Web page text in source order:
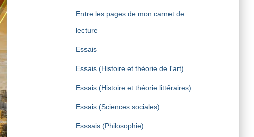
Entre les pages de mon carnet de
lecture
Essais
Essais (Histoire et théorie de l'art)
Essais (Histoire et théorie littéraires)
Essais (Sciences sociales)
Esssais (Philosophie)